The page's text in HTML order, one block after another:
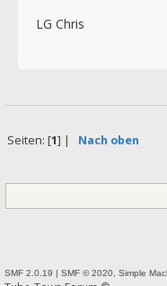
LG Chris
Seiten: [1] | Nach oben
SMF 2.0.19 | SMF © 2020, Simple